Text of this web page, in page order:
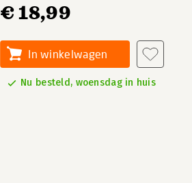
€ 18,99
In winkelwagen
Nu besteld, woensdag in huis